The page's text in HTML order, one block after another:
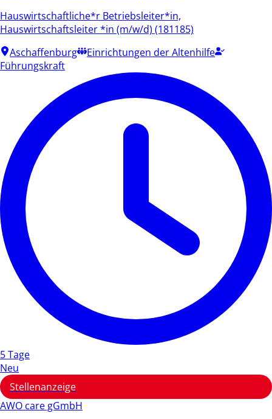
Hauswirtschaftliche*r Betriebsleiter*in,
Hauswirtschaftsleiter *in (m/w/d) (181185)
Aschaffenburg
Einrichtungen der Altenhilfe
Führungskraft
5 Tage
Neu
Stellenanzeige
AWO care gGmbH